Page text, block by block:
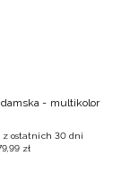
- multikolor
z ostatnich 30 dni
,99 zł